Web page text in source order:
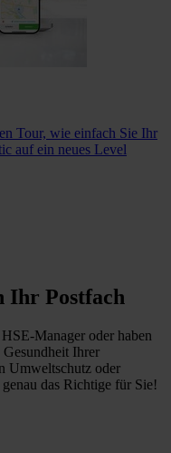
Tour, wie einfach Sie Ihr
auf ein neues Level
Ihr Postfach
Manager oder haben
Ihrer
Umweltschutz oder
das Richtige für Sie!